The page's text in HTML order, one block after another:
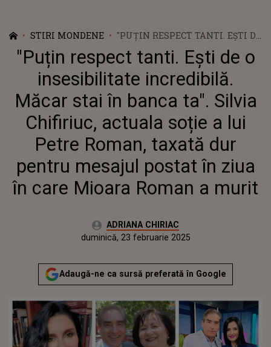
STIRI MONDENE
"PUȚIN RESPECT TANTI. EȘTI DE
O INSESIBILITATE INCREDIBILĂ.
MĂCAR STAI ÎN BANCA TA".
SILVIA CHIFIRIUC, ACTUALA
SOȚIE A LUI PETRE ROMAN,
TAXATĂ DUR PENTRU
CARE MIOARA ROMAN A MURIT
"Puțin respect tanti. Ești de o
insesibilitate incredibilă.
Măcar stai în banca ta". Silvia
Chifiriuc, actuala soție a lui
Petre Roman, taxată dur
pentru mesajul postat în ziua
în care Mioara Roman a murit
Autor:ADRIANA CHIRIAC
vineri, 23 februarie 2024Actualizat:
duminică, 23 februarie 2025
Adaugă-ne ca sursă preferată în Google